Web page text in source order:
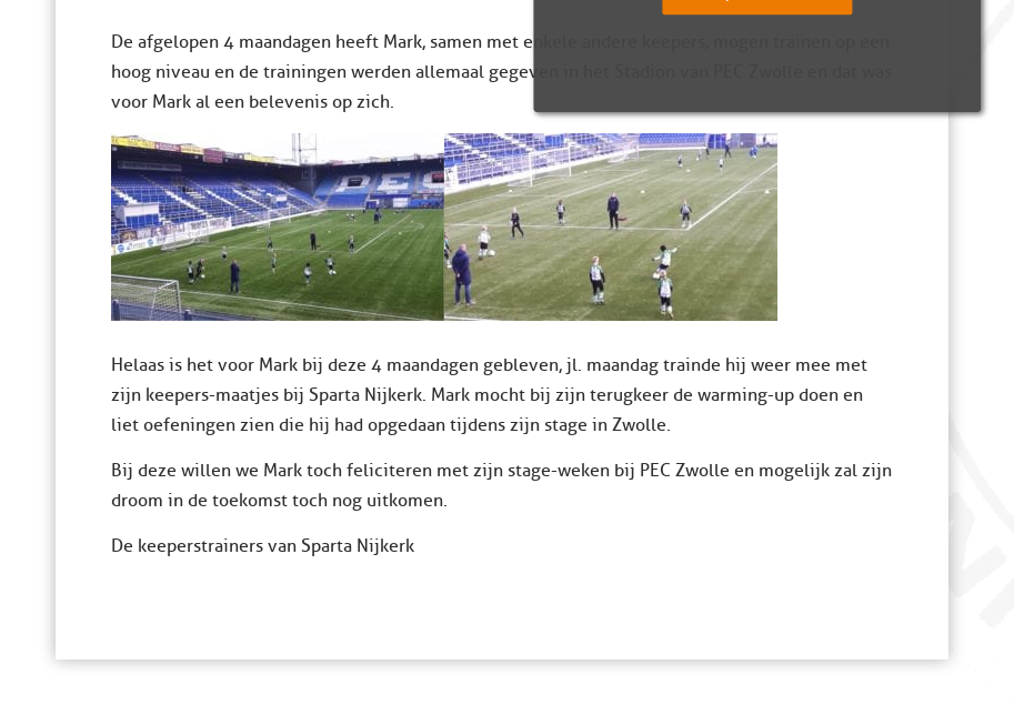
De afgelopen 4 maandagen heeft Mark, samen met enkele andere keepers, mogen trainen op een
hoog niveau en de trainingen werden allemaal gegeven in het Stadion van PEC Zwolle en dat was
voor Mark al een belevenis op zich.
Helaas is het voor Mark bij deze 4 maandagen gebleven, jl. maandag trainde hij weer mee met
zijn keepers-maatjes bij Sparta Nijkerk. Mark mocht bij zijn terugkeer de warming-up doen en
liet oefeningen zien die hij had opgedaan tijdens zijn stage in Zwolle.
Bij deze willen we Mark toch feliciteren met zijn stage-weken bij PEC Zwolle en mogelijk zal zijn
droom in de toekomst toch nog uitkomen.
De keeperstrainers van Sparta Nijkerk